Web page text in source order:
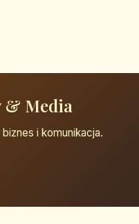
& Media
i komunikacja.